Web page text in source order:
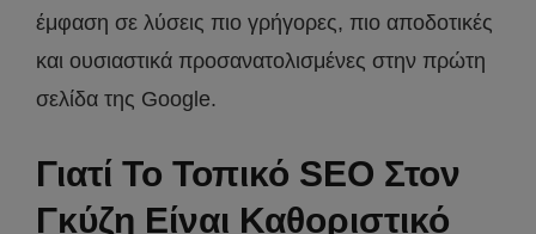
έμφαση σε λύσεις πιο γρήγορες, πιο αποδοτικές
και ουσιαστικά προσανατολισμένες στην πρώτη
σελίδα της Google.
Γιατί Το Τοπικό SEO Στον
Γκύζη Είναι Καθοριστικό